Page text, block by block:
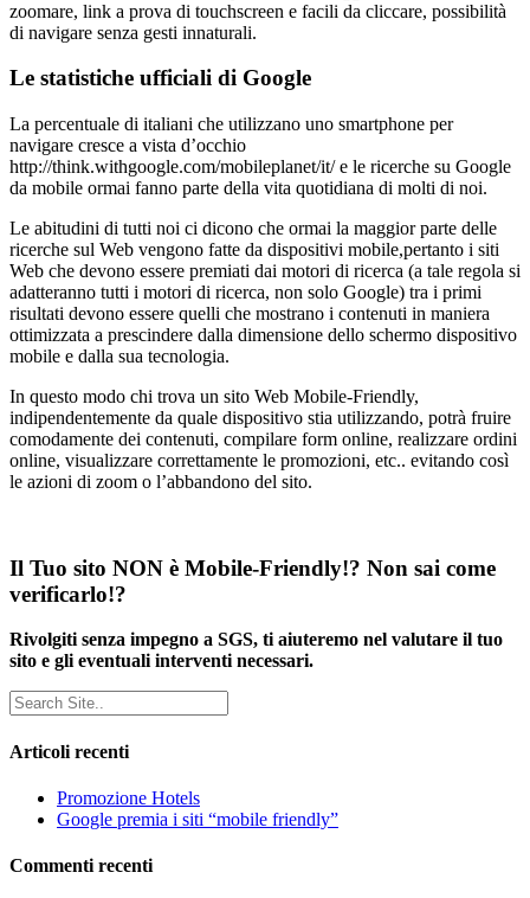
zoomare, link a prova di touchscreen e facili da cliccare, possibilità
di navigare senza gesti innaturali.
Le statistiche ufficiali di Google
La percentuale di italiani che utilizzano uno smartphone per
navigare cresce a vista d’occhio
http://think.withgoogle.com/mobileplanet/it/ e le ricerche su Google
da mobile ormai fanno parte della vita quotidiana di molti di noi.
Le abitudini di tutti noi ci dicono che ormai la maggior parte delle
ricerche sul Web vengono fatte da dispositivi mobile,pertanto i siti
Web che devono essere premiati dai motori di ricerca (a tale regola si
adatteranno tutti i motori di ricerca, non solo Google) tra i primi
risultati devono essere quelli che mostrano i contenuti in maniera
ottimizzata a prescindere dalla dimensione dello schermo dispositivo
mobile e dalla sua tecnologia.
In questo modo chi trova un sito Web Mobile-Friendly,
indipendentemente da quale dispositivo stia utilizzando, potrà fruire
comodamente dei contenuti, compilare form online, realizzare ordini
online, visualizzare correttamente le promozioni, etc.. evitando così
le azioni di zoom o l’abbandono del sito.
Il Tuo sito NON è Mobile-Friendly!? Non sai come
verificarlo!?
Rivolgiti senza impegno a SGS, ti aiuteremo nel valutare il tuo
sito e gli eventuali interventi necessari.
Articoli recenti
Promozione Hotels
Google premia i siti “mobile friendly”
Commenti recenti